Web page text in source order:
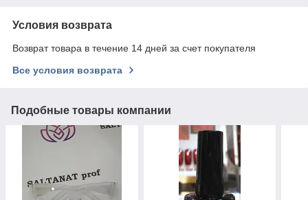
Условия возврата
Возврат товара в течение 14 дней за счет покупателя
Все условия возврата
Подобные товары компании